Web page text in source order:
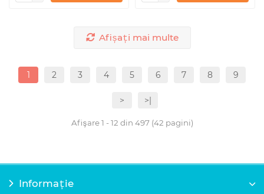
Afișați mai multe
1 2 3 4 5 6 7 8 9
> >|
Afişare 1 - 12 din 497 (42 pagini)
Informație